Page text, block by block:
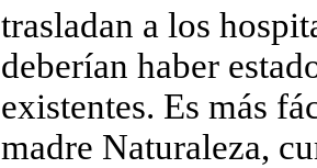
trasladan a los
deberían haber
existentes. Es más
madre Naturaleza,